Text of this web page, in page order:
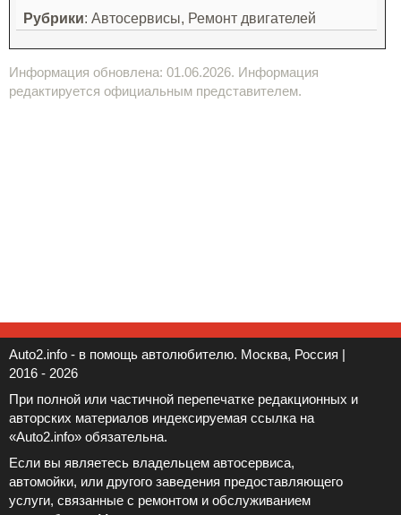
Рубрики: Автосервисы, Ремонт двигателей
Информация обновлена: 01.06.2026. Информация
редактируется официальным представителем.
Auto2.info - в помощь автолюбителю. Москва, Россия |
2016 - 2026
При полной или частичной перепечатке редакционных и
авторских материалов индексируемая ссылка на
«Auto2.info» обязательна.
Если вы являетесь владельцем автосервиса,
автомойки, или другого заведения предоставляющего
услуги, связанные с ремонтом и обслуживанием